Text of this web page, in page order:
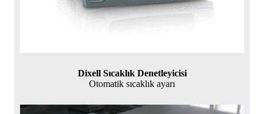
Dixell Sıcaklık Denetleyicisi
Otomatik sıcaklık ayarı